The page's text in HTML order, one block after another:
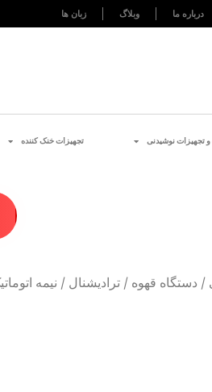
درباره ما وبلاگ زبان ها
تجهیزات نوشیدنی تجهیزات خنک کننده
/ دستگاه قهوه / ترادیشنال / نیمه